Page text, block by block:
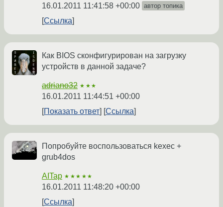
16.01.2011 11:41:58 +00:00 автор топика
Ссылка
Как BIOS сконфигурирован на загрузку
устройств в данной задаче?
adriano32 ★★★
16.01.2011 11:44:51 +00:00
Показать ответ
Ссылка
Попробуйте воспользоваться kexec +
grub4dos
AITap ★★★★★
16.01.2011 11:48:20 +00:00
Ссылка